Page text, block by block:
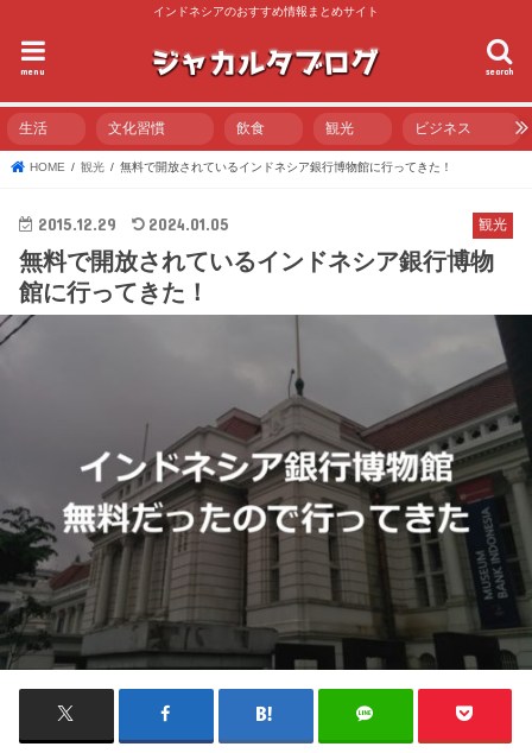
インドネシアのおすすめ情報まとめサイト
search
menu
生活 文化習慣 飲食 観光 ビジネス
HOME 観光 無料で開放されているインドネシア銀行博物館に行ってきた！
観光
2015.12.29 2024.01.05
無料で開放されているインドネシア銀行博物
館に行ってきた！